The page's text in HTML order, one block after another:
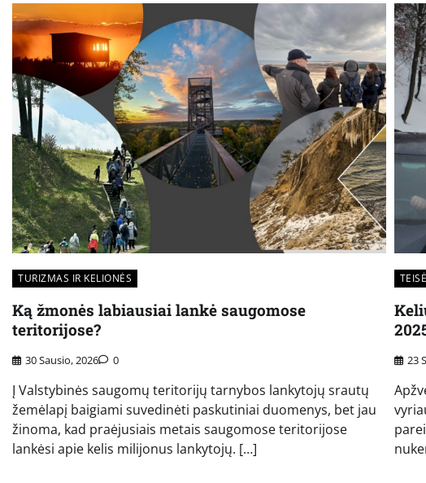
TURIZMAS IR KELIONĖS
Ką žmonės labiausiai lankė saugomose
teritorijose?
30 Sausio, 2026 0
Į Valstybinės saugomų teritorijų tarnybos lankytojų srautų
žemėlapį baigiami suvedinėti paskutiniai duomenys, bet jau
žinoma, kad praėjusiais metais saugomose teritorijose
lankėsi apie kelis milijonus lankytojų. […]
23